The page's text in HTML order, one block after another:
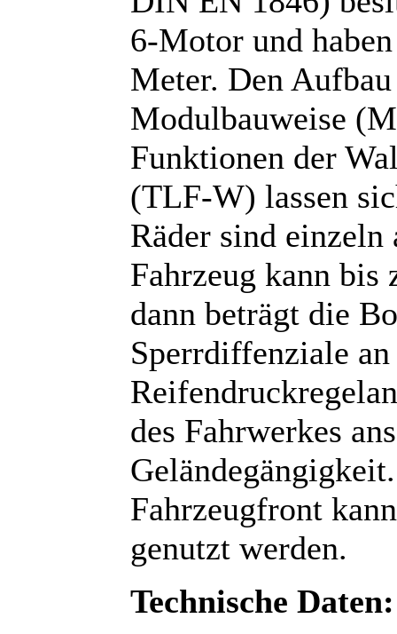
6-Motor und
Meter. Den
Modulbauweise
Funktionen der
(TLF-W) lassen
Räder sind
Fahrzeug kann bis
dann beträgt die
Sperrdiffenziale
des Fahrwerkes
Fahrzeugfront
genutzt werden.
Technische Daten: